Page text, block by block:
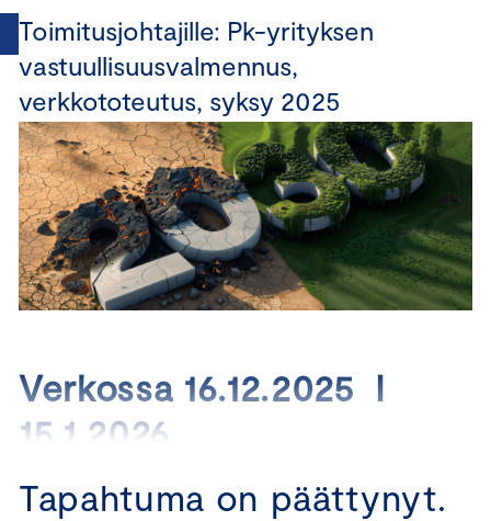
Toimitusjohtajille: Pk-yrityksen
vastuullisuusvalmennus,
verkkototeutus, syksy 2025
Verkossa 16.12.2025 I
15.1.2026
Koulutus yrityksille, jotka
Tapahtuma on päättynyt.